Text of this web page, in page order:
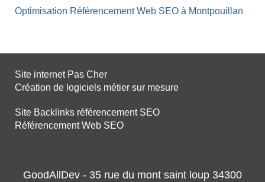
Optimisation Référencement Web SEO à Montpouillan
Site internet Pas Cher
Création de logiciels métier sur mesure
Site Backlinks référencement SEO
Référencement Web SEO
GoodAllDev - 35 rue du mont saint loup 34300